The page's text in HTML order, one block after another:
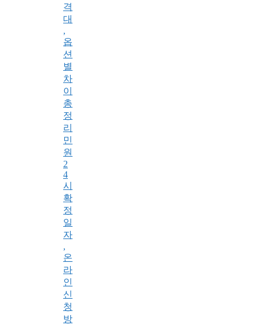
격
대
,
옵
션
별
차
이
총
정
리
민
원
2
4
시
확
정
일
자
,
온
라
인
신
청
방